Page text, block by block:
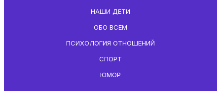
НАШИ ДЕТИ
ОБО ВСЕМ
ПСИХОЛОГИЯ ОТНОШЕНИЙ
СПОРТ
ЮМОР